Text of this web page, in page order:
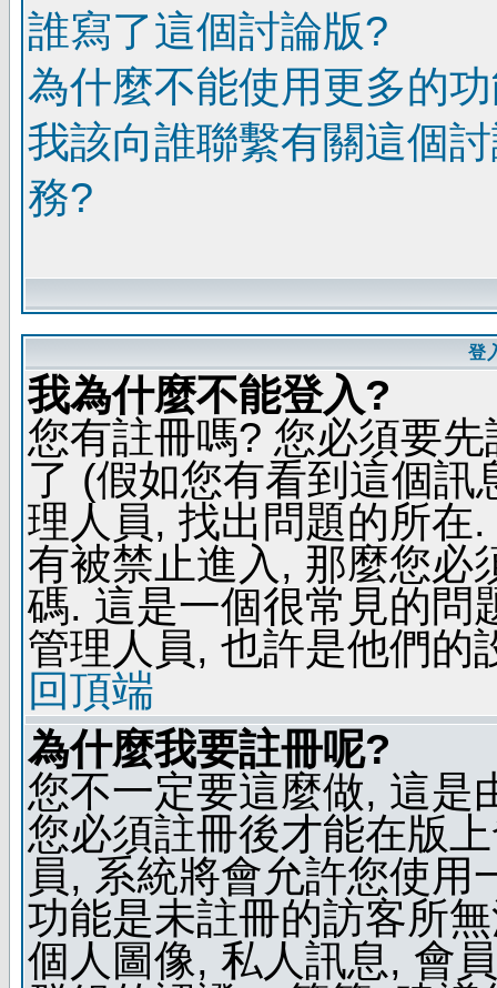
誰寫了這個討論版?
為什麼不能使用更多的
我該向誰聯繫有關這個
務?
登
我為什麼不能登入?
您有註冊嗎? 您必須要
了 (假如您有看到這個
理人員, 找出問題的所在
有被禁止進入, 那麼您必
碼. 這是一個很常見的問
管理人員, 也許是他們的
回頂端
為什麼我要註冊呢?
您不一定要這麼做, 這是
您必須註冊後才能在版
員, 系統將會允許您使
功能是未註冊的訪客所
個人圖像, 私人訊息, 會